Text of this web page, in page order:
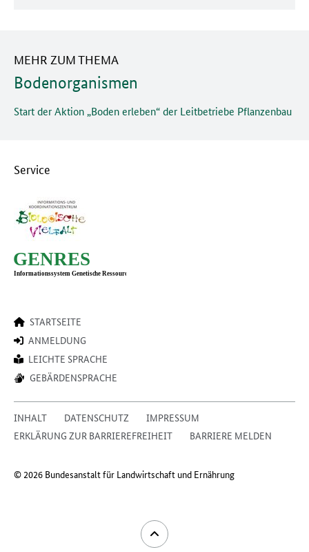
MEHR ZUM THEMA
Bodenorganismen
Start der Aktion „Boden erleben“ der Leitbetriebe Pflanzenbau
Service
STARTSEITE
ANMELDUNG
LEICHTE SPRACHE
GEBÄRDENSPRACHE
INHALT DATENSCHUTZ
IMPRESSUM
ERKLÄRUNG ZUR BARRIEREFREIHEIT
BARRIERE MELDEN
© 2026 Bundesanstalt für Landwirtschaft und Ernährung